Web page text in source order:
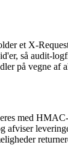
et X-
så audit-
på vegne af
med
afviser